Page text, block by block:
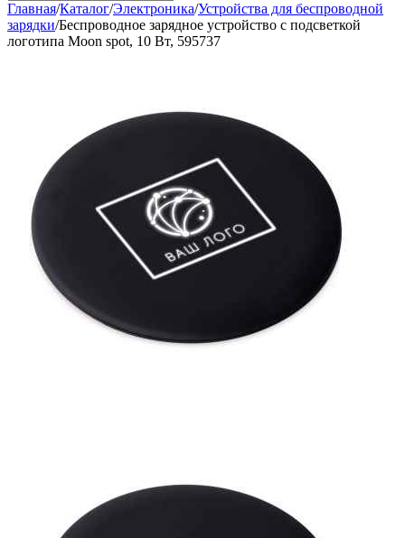
Главная/Каталог/Электроника/Устройства для беспроводной
зарядки/Беспроводное зарядное устройство с подсветкой
логотипа Moon spot, 10 Вт, 595737